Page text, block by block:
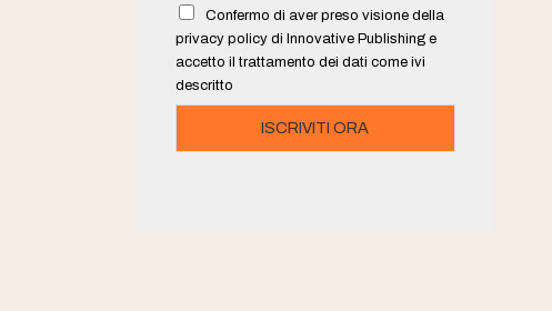
*
Confermo di aver preso visione della
privacy policy di Innovative Publishing e
accetto il trattamento dei dati come ivi
descritto
ISCRIVITI ORA